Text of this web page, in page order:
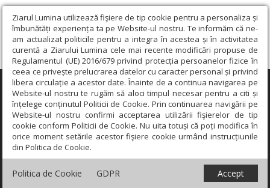
Ziarul Lumina utilizează fişiere de tip cookie pentru a personaliza și
îmbunătăți experiența ta pe Website-ul nostru. Te informăm că ne-
am actualizat politicile pentru a integra în acestea și în activitatea
curentă a Ziarului Lumina cele mai recente modificări propuse de
Regulamentul (UE) 2016/679 privind protecția persoanelor fizice în
ceea ce privește prelucrarea datelor cu caracter personal și privind
libera circulație a acestor date. Înainte de a continua navigarea pe
Website-ul nostru te rugăm să aloci timpul necesar pentru a citi și
înțelege conținutul Politicii de Cookie. Prin continuarea navigării pe
Website-ul nostru confirmi acceptarea utilizării fişierelor de tip
cookie conform Politicii de Cookie. Nu uita totuși că poți modifica în
orice moment setările acestor fişiere cookie urmând instrucțiunile
din Politica de Cookie.
Politica de Cookie GDPR Accept
×